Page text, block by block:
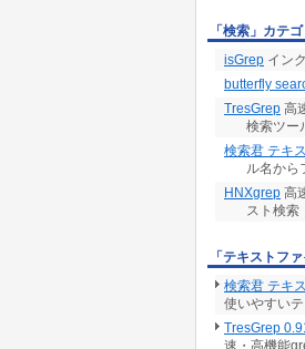
「検索」カテ
isGrep イン
butterfly
TresGrep 高
検索ツー
検索君 テキ
ル名から
HNXgrep 高
スト検索
「テキストフ
検索君 テキ
使いやすい
TresGrep
速・高機能